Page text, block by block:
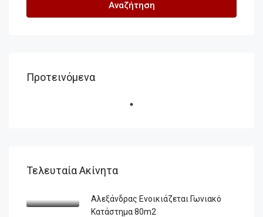
Αναζήτηση
Προτεινόμενα
Τελευταία Ακίνητα
Αλεξάνδρας Ενοικιάζεται Γωνιακό
Κατάστημα 80m2